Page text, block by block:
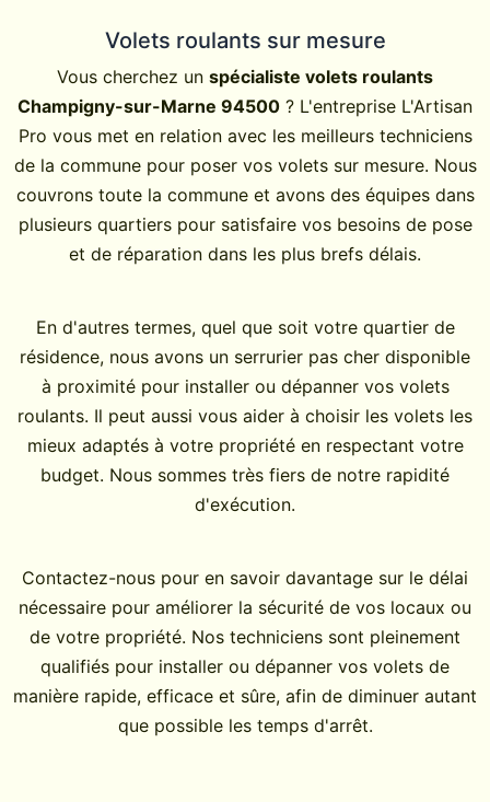
Volets roulants sur mesure
Vous cherchez un spécialiste volets roulants
Champigny-sur-Marne 94500 ? L'entreprise L'Artisan
Pro vous met en relation avec les meilleurs techniciens
de la commune pour poser vos volets sur mesure. Nous
couvrons toute la commune et avons des équipes dans
plusieurs quartiers pour satisfaire vos besoins de pose
et de réparation dans les plus brefs délais.
En d'autres termes, quel que soit votre quartier de
résidence, nous avons un serrurier pas cher disponible
à proximité pour installer ou dépanner vos volets
roulants. Il peut aussi vous aider à choisir les volets les
mieux adaptés à votre propriété en respectant votre
budget. Nous sommes très fiers de notre rapidité
d'exécution.
Contactez-nous pour en savoir davantage sur le délai
nécessaire pour améliorer la sécurité de vos locaux ou
de votre propriété. Nos techniciens sont pleinement
qualifiés pour installer ou dépanner vos volets de
manière rapide, efficace et sûre, afin de diminuer autant
que possible les temps d'arrêt.